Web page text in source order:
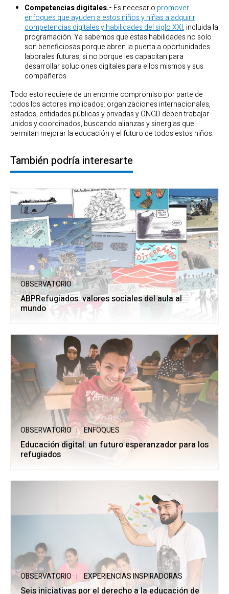
Competencias digitales.- Es necesario promover
enfoques que ayuden a estos niños y niñas a adquirir
competencias digitales y habilidades del siglo XXI, incluida la
programación. Ya sabemos que estas habilidades no solo
son beneficiosas porque abren la puerta a oportunidades
laborales futuras, si no porque les capacitan para
desarrollar soluciones digitales para ellos mismos y sus
compañeros.
Todo esto requiere de un enorme compromiso por parte de
todos los actores implicados: organizaciones internacionales,
estados, entidades públicas y privadas y ONGD deben trabajar
unidos y coordinados, buscando alianzas y sinergias que
permitan mejorar la educación y el futuro de todos estos niños.
También podría interesarte
OBSERVATORIO
ABPRefugiados: valores sociales del aula al
mundo
OBSERVATORIO ENFOQUES
Educación digital: un futuro esperanzador para los
refugiados
OBSERVATORIO EXPERIENCIAS INSPIRADORAS
Seis iniciativas por el derecho a la educación de